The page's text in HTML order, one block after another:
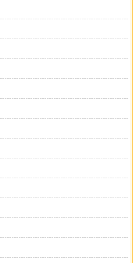
跨學科資訊一致..........280
訊一致............................282
（1）............................285
（2）............................288
..................................291